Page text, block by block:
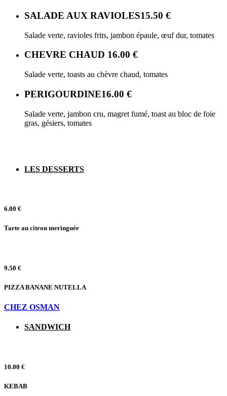
SALADE AUX RAVIOLES15.50 €
Salade verte, ravioles frits, jambon épaule, œuf dur, tomates
CHEVRE CHAUD 16.00 €
Salade verte, toasts au chèvre chaud, tomates
PERIGOURDINE16.00 €
Salade verte, jambon cru, magret fumé, toast au bloc de foie
gras, gésiers, tomates
LES DESSERTS
6.00 €
Tarte au citron meringuée
9.50 €
PIZZA BANANE NUTELLA
CHEZ OSMAN
SANDWICH
10.00 €
KEBAB